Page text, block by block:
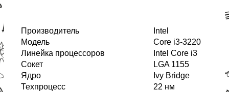
Производитель
Intel
Модель
Core i3-3220
Линейка процессоров
Intel Core i3
Сокет
LGA 1155
Ядро
Ivy Bridge
Техпроцесс
22 нм